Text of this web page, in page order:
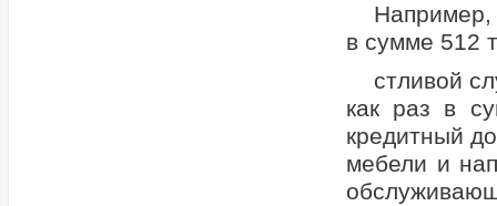
Например,
в сумме 512
стливой
как раз в
кредитный
мебели и